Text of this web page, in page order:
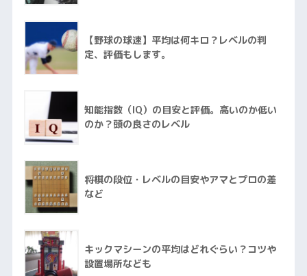
【野球の球速】平均は何キロ？レベルの判
定、評価もします。
知能指数（IQ）の目安と評価。高いのか低い
のか？頭の良さのレベル
将棋の段位・レベルの目安やアマとプロの差
など
キックマシーンの平均はどれぐらい？コツや
設置場所なども